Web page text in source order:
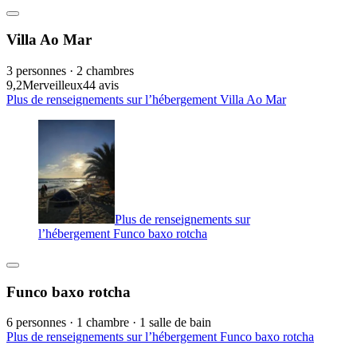
Villa Ao Mar
3 personnes · 2 chambres
9,2Merveilleux44 avis
Plus de renseignements sur l’hébergement Villa Ao Mar
Plus de renseignements sur
l’hébergement Funco baxo rotcha
Funco baxo rotcha
6 personnes · 1 chambre · 1 salle de bain
Plus de renseignements sur l’hébergement Funco baxo rotcha